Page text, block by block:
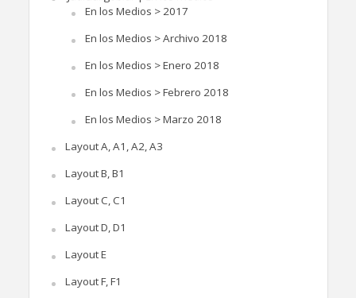
En los Medios > 2017
En los Medios > Archivo 2018
En los Medios > Enero 2018
En los Medios > Febrero 2018
En los Medios > Marzo 2018
Layout A, A1, A2, A3
Layout B, B1
Layout C, C1
Layout D, D1
Layout E
Layout F, F1